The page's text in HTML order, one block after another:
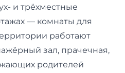
и трёхместные
— комнаты для
работают
зал, прачечная,
родителей